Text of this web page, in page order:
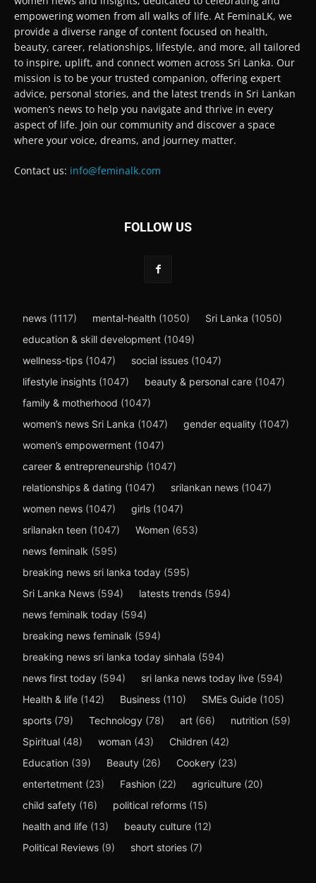
empowering women from all walks of life. At FeminaLK, we
provide a diverse range of content focused on health,
beauty, career, relationships, lifestyle, and more, all tailored
to inspire, uplift, and connect women across Sri Lanka. Our
mission is to be your trusted companion, offering expert
advice, personal stories, and the latest trends in Sri Lankan
women’s news to help you navigate and thrive in every
aspect of life. Join our community and discover a space
where your voice, dreams, and journey matter.
Contact us: info@feminalk.com
FOLLOW US
news (1117) mental-health (1050) Sri Lanka (1050)
education & skill development (1049)
wellness-tips (1047) social issues (1047)
lifestyle insights (1047) beauty & personal care (1047)
family & motherhood (1047)
women’s news Sri Lanka (1047) gender equality (1047)
women’s empowerment (1047)
career & entrepreneurship (1047)
relationships & dating (1047) srilankan news (1047)
women news (1047) girls (1047)
srilanakn teen (1047) Women (653)
news feminalk (595)
breaking news sri lanka today (595)
Sri Lanka News (594) latests trends (594)
news feminalk today (594)
breaking news feminalk (594)
breaking news sri lanka today sinhala (594)
news first today (594) sri lanka news today live (594)
Health & life (142) Business (110) SMEs Guide (105)
sports (79) Technology (78) art (66) nutrition (59)
Spiritual (48) woman (43) Children (42)
Education (39) Beauty (26) Cookery (23)
entertetment (23) Fashion (22) agriculture (20)
child safety (16) political reforms (15)
health and life (13) beauty culture (12)
Political Reviews (9) short stories (7)